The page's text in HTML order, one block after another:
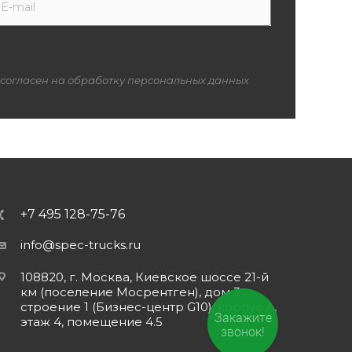
на обработку персональных данных
+7 495 128-75-76
info@spec-trucks.ru
108820, г. Москва, Киевское шоссе 21-й
км (поселение Мосрентген), дом 3
строение 1 (Бизнес-центр G10), корпус А,
этаж 4, помещение 4.5
Закажите
звонок!